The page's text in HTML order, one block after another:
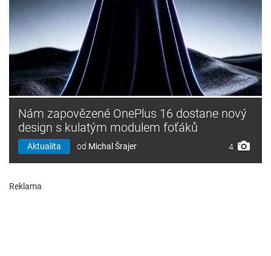
Nám zapovězené OnePlus 16 dostane nový
design s kulatým modulem foťáků
Aktualita od Michal Šrajer 4
Reklama